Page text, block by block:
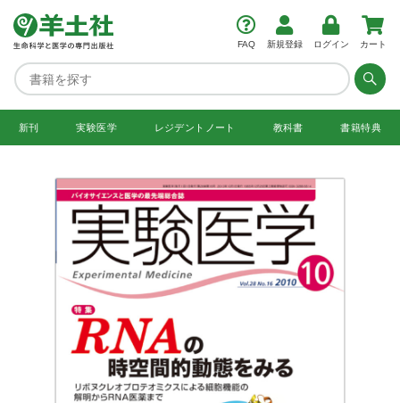
FAQ 新規登録 ログイン カート
新刊 実験医学 レジデント ノート 教科書 書籍特典